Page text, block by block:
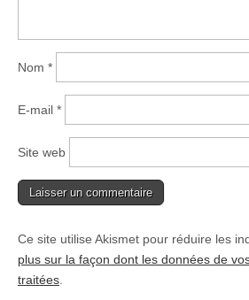
Nom *
E-mail *
Site web
Ce site utilise Akismet pour réduire les
plus sur la façon dont les données de
traitées